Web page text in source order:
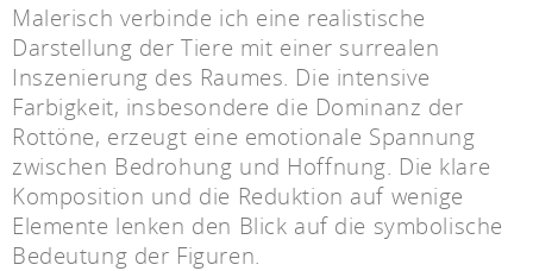
Malerisch verbinde ich eine realistische
Darstellung der Tiere mit einer surrealen
Inszenierung des Raumes. Die intensive
Farbigkeit, insbesondere die Dominanz der
Rottöne, erzeugt eine emotionale Spannung
zwischen Bedrohung und Hoffnung. Die klare
Komposition und die Reduktion auf wenige
Elemente lenken den Blick auf die symbolische
Bedeutung der Figuren.